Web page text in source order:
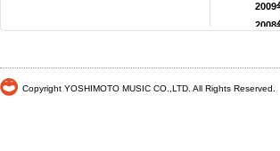
2009
2008
Copyright YOSHIMOTO MUSIC CO.,LTD. All Rights Reserved.